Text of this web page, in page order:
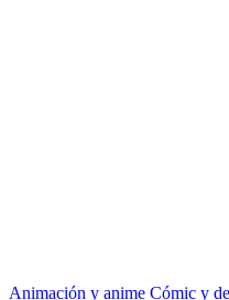
Animación y anime Cómic y